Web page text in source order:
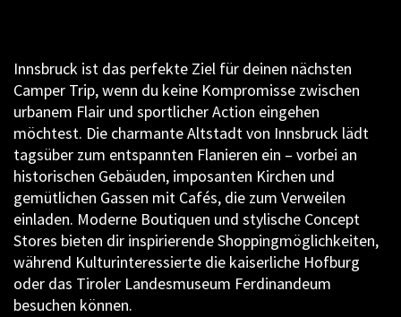
Innsbruck ist das perfekte Ziel für deinen nächsten
Camper Trip, wenn du keine Kompromisse zwischen
urbanem Flair und sportlicher Action eingehen
möchtest. Die charmante Altstadt von Innsbruck lädt
tagsüber zum entspannten Flanieren ein – vorbei an
historischen Gebäuden, imposanten Kirchen und
gemütlichen Gassen mit Cafés, die zum Verweilen
einladen. Moderne Boutiquen und stylische Concept
Stores bieten dir inspirierende Shoppingmöglichkeiten,
während Kulturinteressierte die kaiserliche Hofburg
oder das Tiroler Landesmuseum Ferdinandeum
besuchen können.